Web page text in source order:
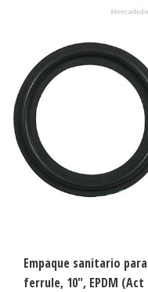
Empaque sanitario para
ferrule, 10″, EPDM (Act